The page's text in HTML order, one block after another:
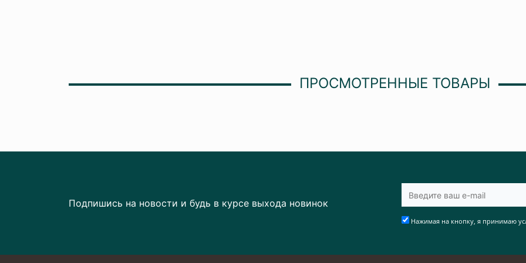
ПРОСМОТРЕННЫЕ ТОВАРЫ
Подпишись на новости и будь в курсе выхода новинок
Нажимая на кнопку, я принимаю